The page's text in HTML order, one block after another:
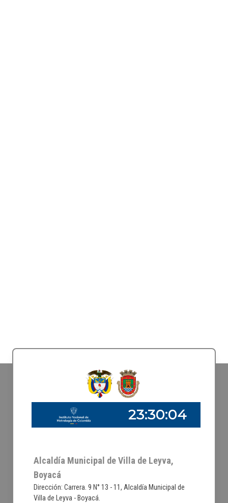
Alcaldía Municipal de Villa de Leyva,
Boyacá
Dirección: Carrera. 9 N° 13 - 11, Alcaldía Municipal de
Villa de Leyva - Boyacá.